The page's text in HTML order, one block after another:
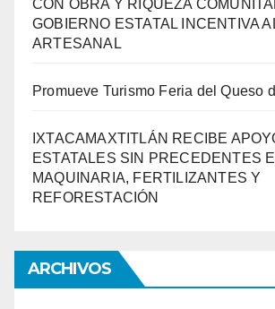
CON OBRA Y RIQUEZA
GOBIERNO ESTATAL INCENTIVA
ARTESANAL
Promueve Turismo Feria del Queso
IXTACAMAXTITLÁN RECIBE
ESTATALES SIN PRECEDENTES
MAQUINARIA, FERTILIZANTES Y
REFORESTACIÓN
ARCHIVOS